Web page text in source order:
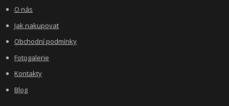
O nás
Jak nakupovat
Obchodní podmínky
Fotogalerie
Kontakty
Blog